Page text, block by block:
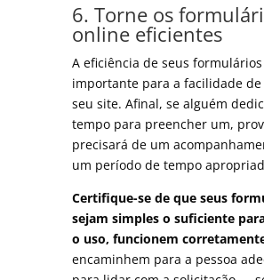
6. Torne os
online eficientes
A eficiência de seus
importante para a facilidade de
seu site. Afinal, se alguém
tempo para preencher um,
precisará de um
um período de tempo
Certifique-se de que seus
sejam simples o suficiente
o uso, funcionem
encaminhem para a pessoa